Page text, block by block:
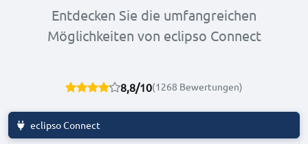
Entdecken Sie die umfangreichen
Möglichkeiten von eclipso Connect
8,8/10(1268 Bewertungen)
eclipso Connect